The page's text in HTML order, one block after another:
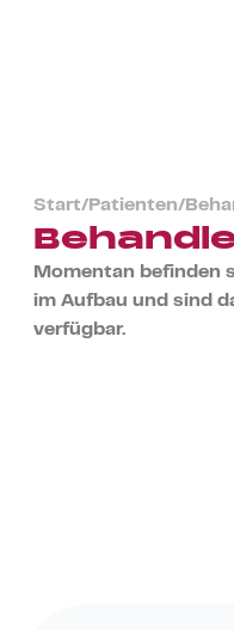
Start/ Patienten/
Momentan befinden
im Aufbau und sind
verfügbar.